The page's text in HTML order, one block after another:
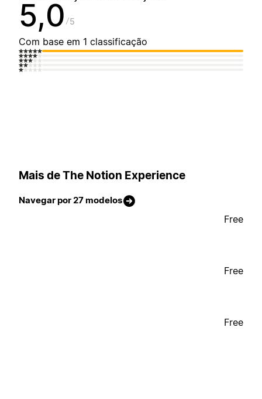
5,0 5
Com base em 1 classificação
Mais de The Notion Experience
Navegar por 27 modelos
Free
Free
Free